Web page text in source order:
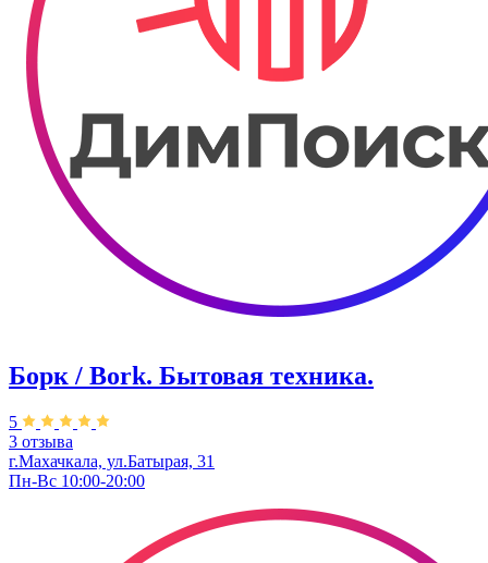
Борк / Bork. Бытовая техника.
5
3 отзыва
г.Махачкала, ул.Батырая, 31
Пн-Вс 10:00-20:00